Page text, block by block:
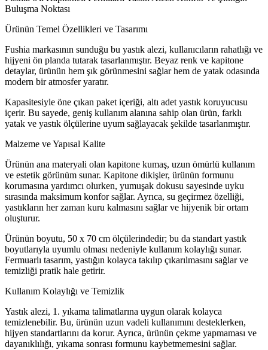
Buluşma Noktası
Ürünün Temel Özellikleri ve Tasarımı
Fushia markasının sunduğu bu yastık alezi, kullanıcıların rahatlığı ve
hijyeni ön planda tutarak tasarlanmıştır. Beyaz renk ve kapitone
detaylar, ürünün hem şık görünmesini sağlar hem de yatak odasında
modern bir atmosfer yaratır.
Kapasitesiyle öne çıkan paket içeriği, altı adet yastık koruyucusu
içerir. Bu sayede, geniş kullanım alanına sahip olan ürün, farklı
yatak ve yastık ölçülerine uyum sağlayacak şekilde tasarlanmıştır.
Malzeme ve Yapısal Kalite
Ürünün ana materyali olan kapitone kumaş, uzun ömürlü kullanım
ve estetik görünüm sunar. Kapitone dikişler, ürünün formunu
korumasına yardımcı olurken, yumuşak dokusu sayesinde uyku
sırasında maksimum konfor sağlar. Ayrıca, su geçirmez özelliği,
yastıkların her zaman kuru kalmasını sağlar ve hijyenik bir ortam
oluşturur.
Ürünün boyutu, 50 x 70 cm ölçülerindedir; bu da standart yastık
boyutlarıyla uyumlu olması nedeniyle kullanım kolaylığı sunar.
Fermuarlı tasarım, yastığın kolayca takılıp çıkarılmasını sağlar ve
temizliği pratik hale getirir.
Kullanım Kolaylığı ve Temizlik
Yastık alezi, 1. yıkama talimatlarına uygun olarak kolayca
temizlenebilir. Bu, ürünün uzun vadeli kullanımını desteklerken,
hijyen standartlarını da korur. Ayrıca, ürünün çekme yapmaması ve
dayanıklılığı, yıkama sonrası formunu kaybetmemesini sağlar.